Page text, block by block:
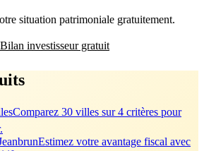
situation patrimoniale gratuitement.
investisseur gratuit
Comparez 30 villes sur 4 critères pour
Estimez votre avantage fiscal avec